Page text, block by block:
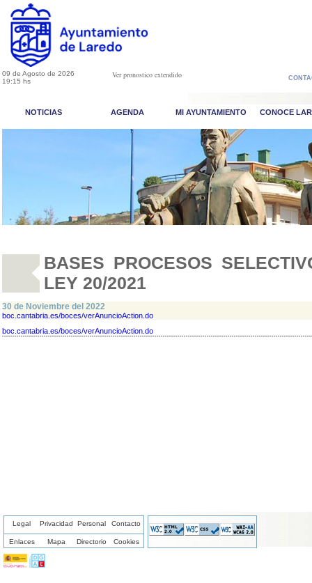
09 de Agosto de 2026
19:15 hs
Ver pronostico extendido
NOTICIAS AGENDA MI AYUNTAMIENTO CONOCE
BASES PROCESOS
LEY 20/2021
30 de Noviembre del 2022
boc.cantabria.es/boces/verAnuncioAction.do
boc.cantabria.es/boces/verAnuncioAction.do
Legal Privacidad Personal Contacto
Enlaces Mapa Directorio Cookies